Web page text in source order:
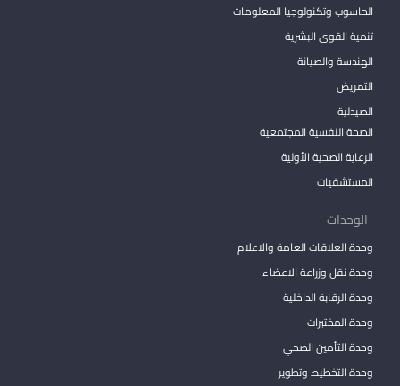
الحاسوب وتكنولوجيا المعلومات
تنمية القوى البشرية
الهندسة والصيانة
التمريض
الصيدلية
الصحة النفسية المجتمعية
الرعاية الصحية الأولية
المستشفيات
الوحدات
وحدة العلاقات العامة والاعلام
وحدة نقل وزراعة الاعضاء
وحدة الرقابة الداخلية
وحدة المختبرات
وحدة التأمين الصحي
وحدة التخطيط وتطوير